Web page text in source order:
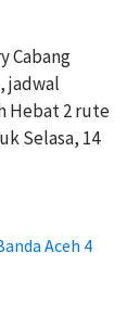
Cabang
jadwal
Hebat 2 rute
Selasa, 14
Aceh 4